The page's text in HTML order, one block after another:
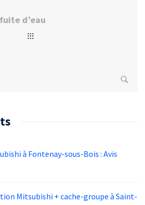
d’eau
à Fontenay-sous-Bois : Avis
Mitsubishi + cache-groupe à Saint-